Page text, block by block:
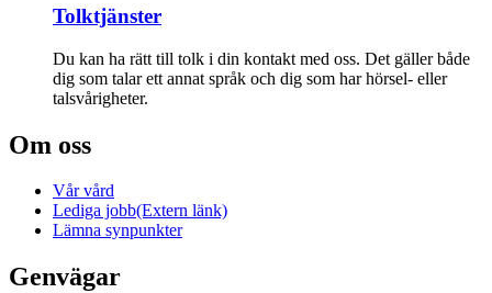
Tolktjänster
Du kan ha rätt till tolk i din kontakt med oss. Det gäller både
dig som talar ett annat språk och dig som har hörsel- eller
talsvårigheter.
Om oss
Vår vård
Lediga jobb(Extern länk)
Lämna synpunkter
Genvägar